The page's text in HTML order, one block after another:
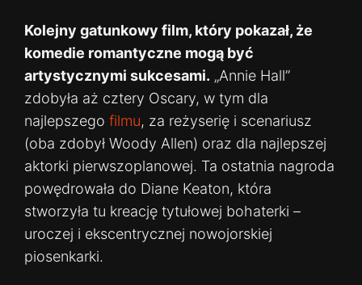
Kolejny gatunkowy film, który pokazał, że
komedie romantyczne mogą być
artystycznymi sukcesami. „Annie Hall”
zdobyła aż cztery Oscary, w tym dla
najlepszego filmu, za reżyserię i scenariusz
(oba zdobył Woody Allen) oraz dla najlepszej
aktorki pierwszoplanowej. Ta ostatnia nagroda
powędrowała do Diane Keaton, która
stworzyła tu kreację tytułowej bohaterki –
uroczej i ekscentrycznej nowojorskiej
piosenkarki.